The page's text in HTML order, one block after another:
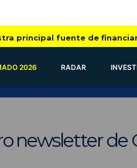
principal fuente de
2026 RADAR
newsletter de